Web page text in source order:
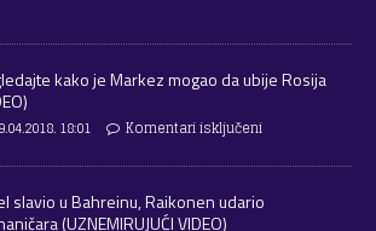
kako je Markez mogao da ubije Rosija
18:01 Komentari isključeni
slavio u Bahreinu, Raikonen udario
(UZNEMIRUJUĆI VIDEO)